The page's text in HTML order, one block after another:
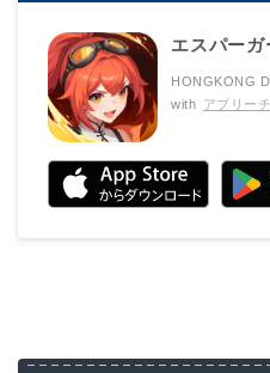
エスパー
HONGKONG
with アプリーチ